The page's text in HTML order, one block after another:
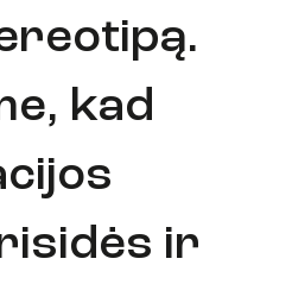
kad
ir